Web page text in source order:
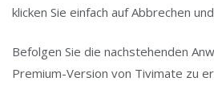
klicken Sie einfach auf Abbrechen
Befolgen Sie die nachstehenden
Premium-Version von Tivimate zu